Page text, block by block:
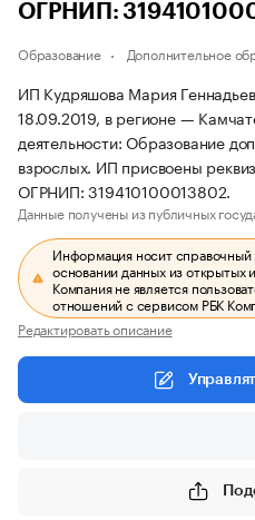
ОГРНИП:
Образование Дополнительное
ИП Кудряшова Мария
18.09.2019, в регионе —
деятельности: Образование
взрослых. ИП присвоены
ОГРНИП: 319410100013802.
Данные получены из публичных
Информация носит справочный
основании данных из открытых
Компания не является
отношений с сервисом РБК
Редактировать описание